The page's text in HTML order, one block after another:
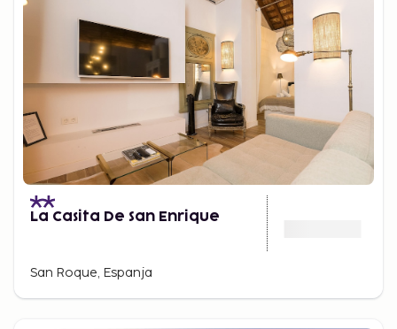
La Casita De San Enrique
San Roque, Espanja